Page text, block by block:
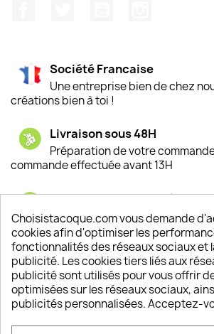
Société Francaise
Une entreprise bien de chez
créations bien à toi !
Livraison sous 48H
Préparation de votre
commande effectuée avant 13H
Satisfaction de nos clients
Depuis 2009, entre 92% et 94%
sont satisfaits de nos produits
Un SAV à votre écoute
Notre SAV est disponible 6/7J de
Choisistacoque.com vous demande
cookies afin d'optimiser les
fonctionnalités des réseaux sociaux et
publicité. Les cookies tiers liés aux
publicité sont utilisés pour vous offrir
optimisées sur les réseaux sociaux,
publicités personnalisées. Acceptez-